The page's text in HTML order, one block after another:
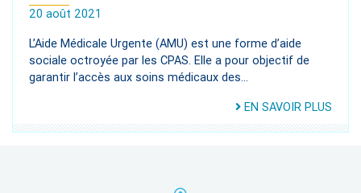
20 août 2021
L’Aide Médicale Urgente (AMU) est une forme d’aide
sociale octroyée par les CPAS. Elle a pour objectif de
garantir l’accès aux soins médicaux des...
EN SAVOIR PLUS